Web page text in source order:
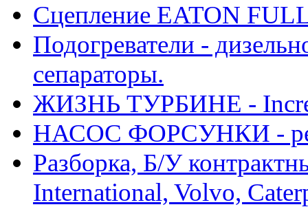
Сцепление EATON
Подогреватели -
сепараторы.
ЖИЗНЬ ТУРБИНЕ -
НАСОС ФОРСУНКИ -
Разборка, Б/У
International, Volvo,